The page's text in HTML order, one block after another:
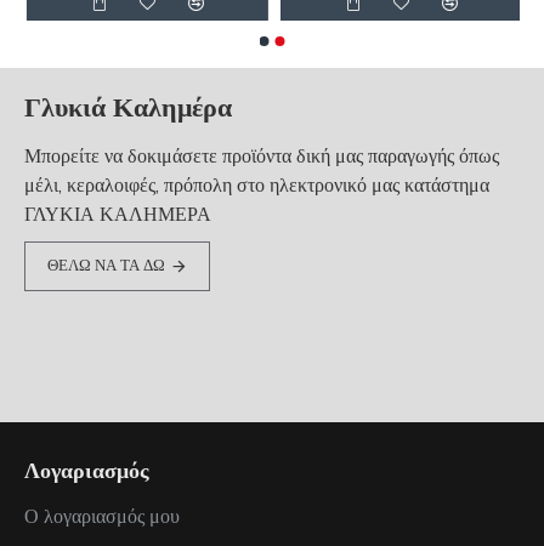
Γλυκιά Καλημέρα
Μπορείτε να δοκιμάσετε προϊόντα δική μας παραγωγής όπως
μέλι, κεραλοιφές, πρόπολη στο ηλεκτρονικό μας κατάστημα
ΓΛΥΚΙΑ ΚΑΛΗΜΕΡΑ
ΘΕΛΩ ΝΑ ΤΑ ΔΩ
Λογαριασμός
Ο λογαριασμός μου